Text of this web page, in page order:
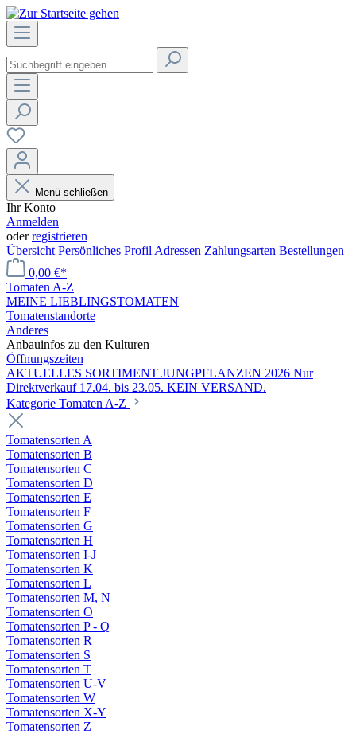
Menü schließen
Ihr Konto
Anmelden
oderregistrieren
Übersicht Persönliches Profil Adressen Zahlungsarten Bestellungen
0,00 €*
Tomaten A-Z
MEINE LIEBLINGSTOMATEN
Tomatenstandorte
Anderes
Anbauinfos zu den Kulturen
Öffnungszeiten
AKTUELLES SORTIMENT JUNGPFLANZEN 2026 Nur
Direktverkauf 17.04. bis 23.05. KEIN VERSAND.
Kategorie Tomaten A-Z
Tomatensorten A
Tomatensorten B
Tomatensorten C
Tomatensorten D
Tomatensorten E
Tomatensorten F
Tomatensorten G
Tomatensorten H
Tomatensorten I-J
Tomatensorten K
Tomatensorten L
Tomatensorten M, N
Tomatensorten O
Tomatensorten P - Q
Tomatensorten R
Tomatensorten S
Tomatensorten T
Tomatensorten U-V
Tomatensorten W
Tomatensorten X-Y
Tomatensorten Z